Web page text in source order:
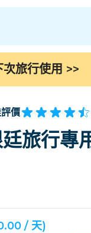
和黑塞哥维那
旅行使用 >>
價
廷旅行專
/ 天)